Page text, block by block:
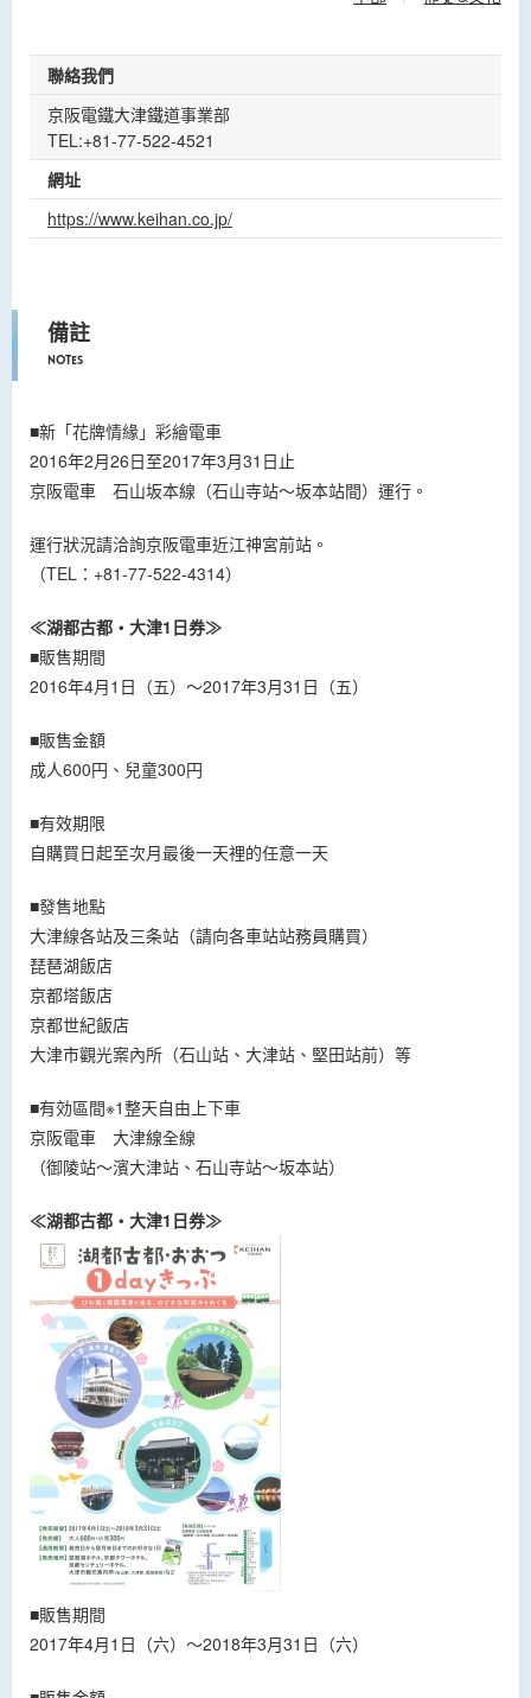
聯絡我們
京阪電鐵大津鐵道事業部
TEL:+81-77-522-4521
網址
https://www.keihan.co.jp/
備註
Notes
■新「花牌情緣」彩繪電車
2016年2月26日至2017年3月31日止
京阪電車 石山坂本線（石山寺站～坂本站間）運行。
運行狀況請洽詢京阪電車近江神宮前站。
（TEL：+81-77-522-4314）
≪湖都古都・大津1日券≫
■販售期間
2016年4月1日（五）～2017年3月31日（五）
■販售金額
成人600円、兒童300円
■有效期限
自購買日起至次月最後一天裡的任意一天
■發售地點
大津線各站及三条站（請向各車站站務員購買）
琵琶湖飯店
京都塔飯店
京都世紀飯店
大津市觀光案內所（石山站、大津站、堅田站前）等
■有効區間※1整天自由上下車
京阪電車 大津線全線
（御陵站～濱大津站、石山寺站～坂本站）
≪湖都古都・大津1日券≫
■販售期間
2017年4月1日（六）～2018年3月31日（六）